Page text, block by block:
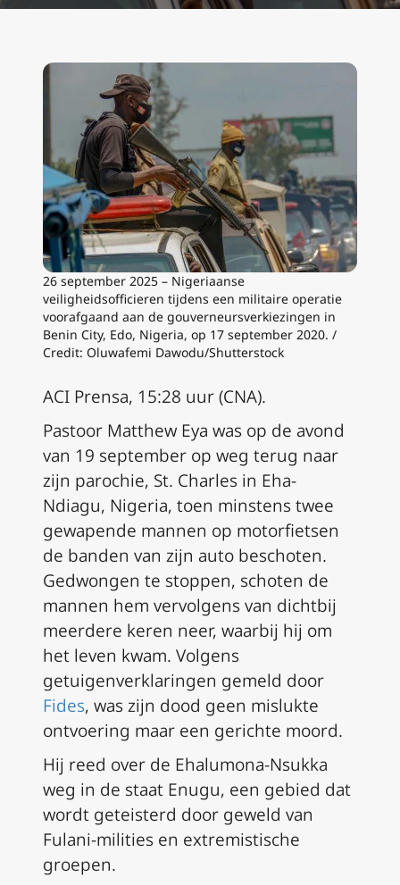
26 september 2025 – Nigeriaanse
veiligheidsofficieren tijdens een militaire operatie
voorafgaand aan de gouverneursverkiezingen in
Benin City, Edo, Nigeria, op 17 september 2020. /
Credit: Oluwafemi Dawodu/Shutterstock
ACI Prensa, 15:28 uur (CNA).
Pastoor Matthew Eya was op de avond
van 19 september op weg terug naar
zijn parochie, St. Charles in Eha-
Ndiagu, Nigeria, toen minstens twee
gewapende mannen op motorfietsen
de banden van zijn auto beschoten.
Gedwongen te stoppen, schoten de
mannen hem vervolgens van dichtbij
meerdere keren neer, waarbij hij om
het leven kwam. Volgens
getuigenverklaringen gemeld door
Fides, was zijn dood geen mislukte
ontvoering maar een gerichte moord.
Hij reed over de Ehalumona-Nsukka
weg in de staat Enugu, een gebied dat
wordt geteisterd door geweld van
Fulani-milities en extremistische
groepen.